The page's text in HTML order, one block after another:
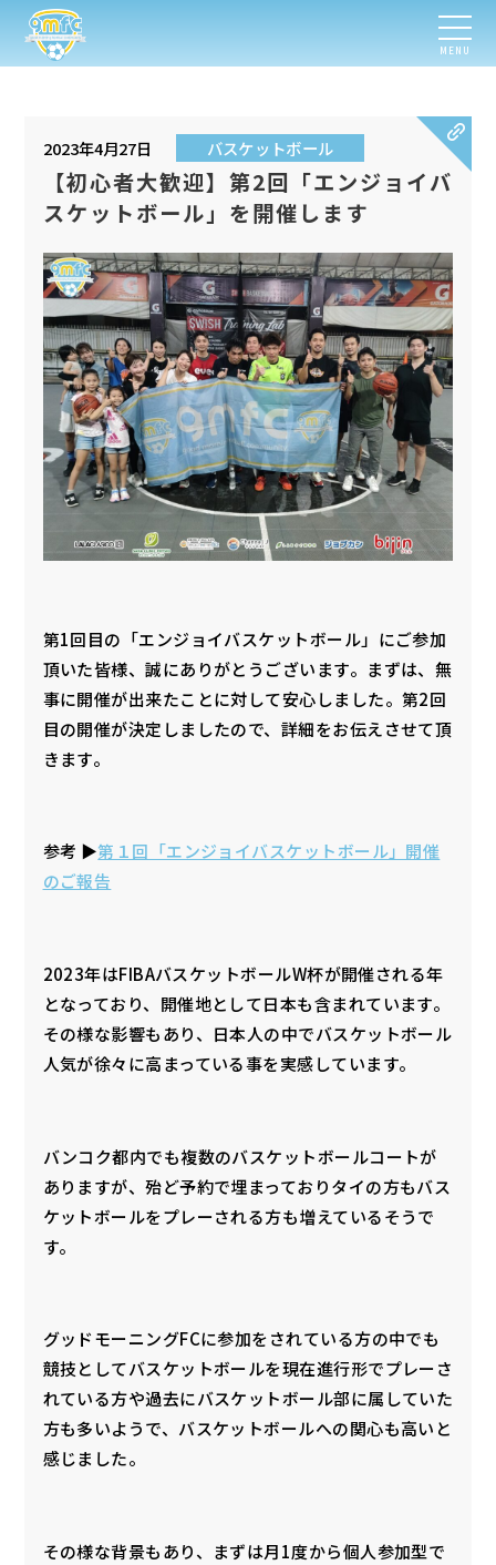
MENU
2023年4月27日 バスケットボール
【初心者大歓迎】第2回「エンジョイバ
スケットボール」を開催します
第1回目の「エンジョイバスケットボール」にご参加
頂いた皆様、誠にありがとうございます。まずは、無
事に開催が出来たことに対して安心しました。第2回
目の開催が決定しましたので、詳細をお伝えさせて頂
きます。
参考 ▶︎第１回「エンジョイバスケットボール」開催
のご報告
2023年はFIBAバスケットボールW杯が開催される年
となっており、開催地として日本も含まれています。
その様な影響もあり、日本人の中でバスケットボール
人気が徐々に高まっている事を実感しています。
バンコク都内でも複数のバスケットボールコートが
ありますが、殆ど予約で埋まっておりタイの方もバス
ケットボールをプレーされる方も増えているそうで
す。
グッドモーニングFCに参加をされている方の中でも
競技としてバスケットボールを現在進行形でプレーさ
れている方や過去にバスケットボール部に属していた
方も多いようで、バスケットボールへの関心も高いと
感じました。
その様な背景もあり、まずは月1度から個人参加型で